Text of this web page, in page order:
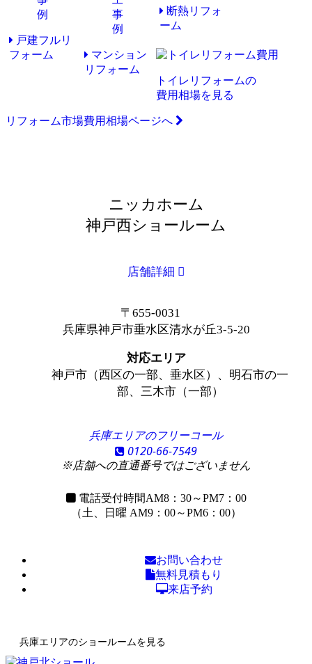
戸建フルリ
フォーム
マンション
リフォーム
断熱リフォ
ーム
トイレリフォームの
費用相場を見る
リフォーム市場費用相場ページへ
ニッカホーム
神戸西ショールーム
店舗詳細
〒655-0031
兵庫県神戸市垂水区清水が丘3-5-20
対応エリア
神戸市（西区の一部、垂水区）、明石市の一
部、三木市（一部）
兵庫エリアのフリーコール
0120-66-7549
※店舗への直通番号ではございません
電話受付時間AM8：30～PM7：00
（土、日曜 AM9：00～PM6：00）
お問い合わせ
無料見積もり
来店予約
兵庫エリアのショールームを見る